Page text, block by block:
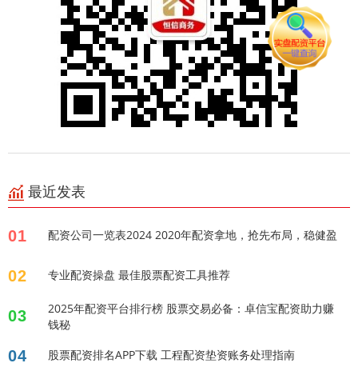
最近发表
01 配资公司一览表2024 2020年配资拿地，抢先布局，稳健盈
02 专业配资操盘 最佳股票配资工具推荐
03
2025年配资平台排行榜 股票交易必备：卓信宝配资助力赚
钱秘
04 股票配资排名APP下载 工程配资垫资账务处理指南